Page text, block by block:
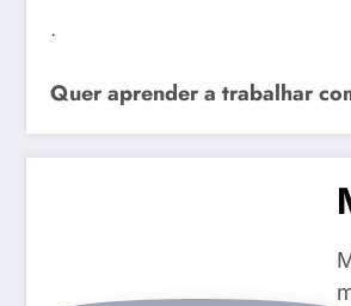
.
Quer aprender a trabalhar